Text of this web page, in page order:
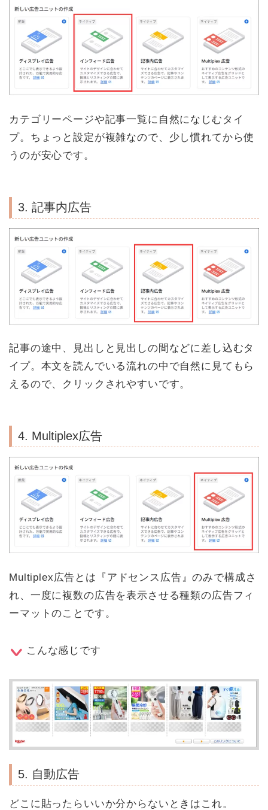
カテゴリーページや記事一覧に自然になじむタイ
プ。ちょっと設定が複雑なので、少し慣れてから使
うのが安心です。
3. 記事内広告
記事の途中、見出しと見出しの間などに差し込むタ
イプ。本文を読んでいる流れの中で自然に見てもら
えるので、クリックされやすいです。
4. Multiplex広告
Multiplex広告とは『アドセンス広告』のみで構成さ
れ、一度に複数の広告を表示させる種類の広告フィ
ーマットのことです。
こんな感じです
5. 自動広告
どこに貼ったらいいか分からないときはこれ。